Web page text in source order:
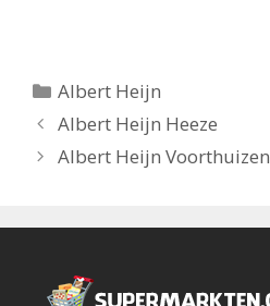
Categorieën
Albert Heijn
Berichtnavigatie
Albert Heijn Heeze
Albert Heijn Voorthuizen